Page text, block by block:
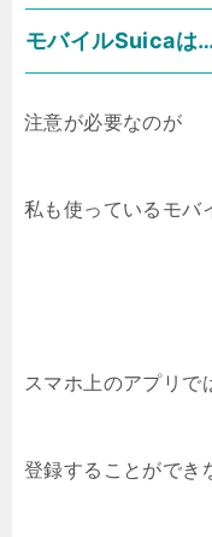
モバイルSuicaは
注意が必要なのが
私も使っているモバ
スマホ上のアプリで
登録することができ